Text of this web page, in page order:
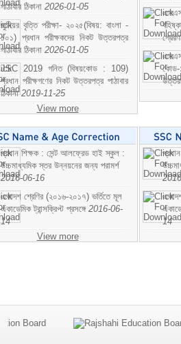
পাঠাবার ঠিকানা 2026-01-05
জুনিয়র বৃত্তি পরীক্ষা- ২০২৫(বিষয়: বাংলা -
১০১) প্রধান পরীক্ষকদের নিকট উত্তরপত্র
পাঠাবার ঠিকানা 2026-01-05
JSC 2019 গনিত (বিষয়কোড : 109)
প্রধান পরীক্ষগণের নিকট উত্তরপত্র পাঠাবার
ঠিকানা2019-11-25
View more
প্রধান শিক্ষক : সেন্ট আলফ্রেড হাই স্কুল :
উচ্চমাধ্যমিক স্তর উন্নয়নের জন্য পরামর্শ
2016-06-16
একাদশ শ্রেণির (২০১৬-২০১৭) ভর্তিতে মূল
একাডেমিক ট্রান্সক্রিপ্ট প্রসঙ্গে 2016-06-
14
View more
14